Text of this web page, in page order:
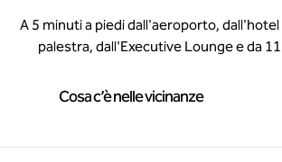
A 5 minuti a piedi dall'aeroporto, dall'hotel
palestra, dall'Executive Lounge e da
Cosa c’è nelle vicinanze